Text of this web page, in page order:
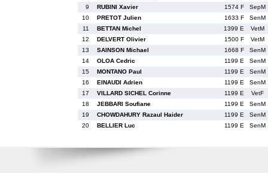
9
RUBINI Xavier 1574 F
SepM
10
PRETOT Julien 1633 F
SenM
11
BETTAN Michel 1399 E
VetM
12
DELVERT Olivier 1500 F
VetM
13
SAINSON Michael 1668 F
SenM
14
OLOA Cedric 1199 E
SenM
15
MONTANO Paul 1199 E
SenM
16
EINAUDI Adrien 1199 E
SenM
17
VILLARD SICHEL Corinne 1199 E
VetF
18
JEBBARI Soufiane 1199 E
SenM
19
CHOWDAHURY Razaul Haider 1199 E
SenM
20
BELLIER Luc 1199 E SenM